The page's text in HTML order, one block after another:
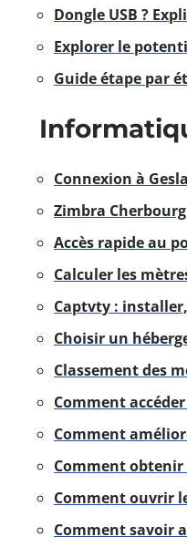
Dongle USB ?
Explorer le
Guide étape par
Connexion à
Zimbra
Accès rapide au
Calculer les
Captvty :
Choisir un
Classement des
Comment
Comment
Comment obtenir
Comment ouvrir
Comment savoir